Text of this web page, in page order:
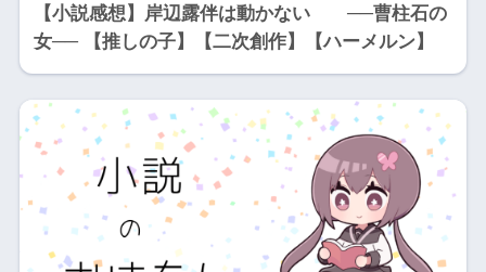
【小説感想】岸辺露伴は動かない ──曹柱石の
女── 【推しの子】【二次創作】【ハーメルン】